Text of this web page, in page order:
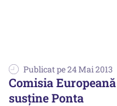
Publicat pe 24 Mai 2013
Comisia
susține Ponta